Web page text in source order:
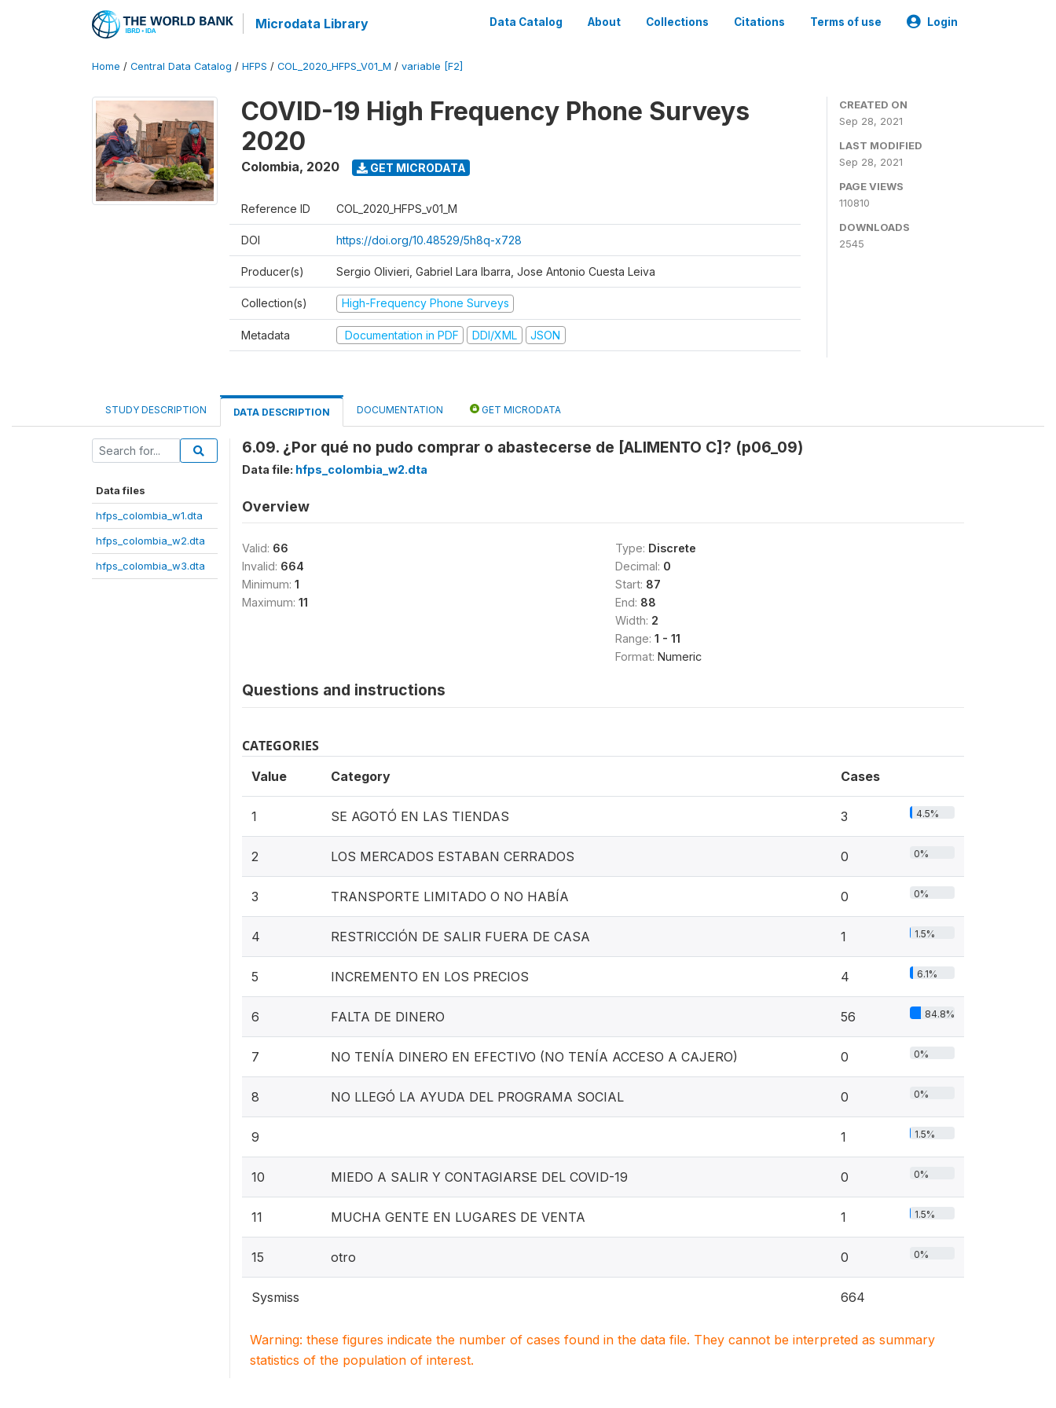
Microdata Library Data Catalog About Collections Citations Terms of use Login
Home / Central Data Catalog / HFPS / COL_2020_HFPS_V01_M / variable [F2]
COVID-19 High Frequency Phone Surveys
2020
Colombia, 2020 GET MICRODATA
Reference ID COL_2020_HFPS_v01_M
DOI https://doi.org/10.48529/5h8q-x728
Producer(s) Sergio Olivieri, Gabriel Lara Ibarra, Jose Antonio Cuesta Leiva
Collection(s) High-Frequency Phone Surveys
Metadata Documentation in PDF DDI/XML JSON
CREATED ON
Sep 28, 2021
LAST MODIFIED
Sep 28, 2021
PAGE VIEWS
110810
DOWNLOADS
2545
STUDY DESCRIPTION DATA DESCRIPTION DOCUMENTATION GET MICRODATA
Data files
hfps_colombia_w1.dta
hfps_colombia_w2.dta
hfps_colombia_w3.dta
6.09. ¿Por qué no pudo comprar o abastecerse de [ALIMENTO C]? (p06_09)
Data file: hfps_colombia_w2.dta
Overview
Valid: 66
Invalid: 664
Minimum: 1
Maximum: 11
Type: Discrete
Decimal: 0
Start: 87
End: 88
Width: 2
Range: 1 - 11
Format: Numeric
Questions and instructions
CATEGORIES
Value Category Cases
1 SE AGOTÓ EN LAS TIENDAS 3 4.5%
2 LOS MERCADOS ESTABAN CERRADOS 0 0%
3 TRANSPORTE LIMITADO O NO HABÍA 0 0%
4 RESTRICCIÓN DE SALIR FUERA DE CASA 1 1.5%
5 INCREMENTO EN LOS PRECIOS 4 6.1%
6 FALTA DE DINERO 56 84.8%
7 NO TENÍA DINERO EN EFECTIVO (NO TENÍA ACCESO A CAJERO) 0 0%
8 NO LLEGÓ LA AYUDA DEL PROGRAMA SOCIAL 0 0%
9 1 1.5%
10 MIEDO A SALIR Y CONTAGIARSE DEL COVID-19 0 0%
11 MUCHA GENTE EN LUGARES DE VENTA 1 1.5%
15 otro 0 0%
Sysmiss 664
Warning: these figures indicate the number of cases found in the data file. They cannot be interpreted as summary
statistics of the population of interest.